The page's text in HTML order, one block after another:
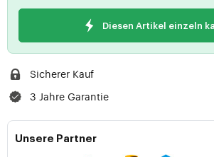
Diesen Artikel einzeln
Sicherer Kauf
3 Jahre Garantie
Unsere Partner